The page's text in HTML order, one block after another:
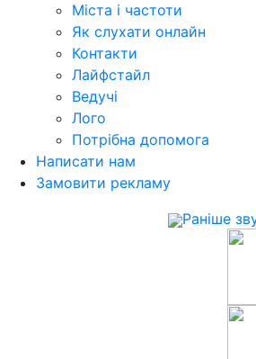
Міста і частоти
Як слухати онлайн
Контакти
Лайфстайл
Ведучі
Лого
Потрібна допомога
Написати нам
Замовити рекламу
Раніше